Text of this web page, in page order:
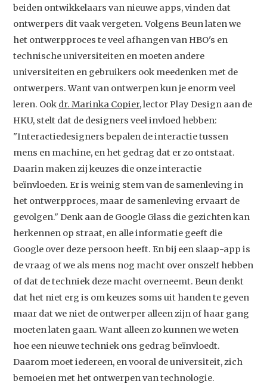
beiden ontwikkelaars van nieuwe apps, vinden dat
ontwerpers dit vaak vergeten. Volgens Beun laten we
het ontwerpproces te veel afhangen van HBO's en
technische universiteiten en moeten andere
universiteiten en gebruikers ook meedenken met de
ontwerpers. Want van ontwerpen kun je enorm veel
leren. Ook dr. Marinka Copier, lector Play Design aan de
HKU, stelt dat de designers veel invloed hebben:
"Interactiedesigners bepalen de interactie tussen
mens en machine, en het gedrag dat er zo ontstaat.
Daarin maken zij keuzes die onze interactie
beïnvloeden. Er is weinig stem van de samenleving in
het ontwerpproces, maar de samenleving ervaart de
gevolgen." Denk aan de Google Glass die gezichten kan
herkennen op straat, en alle informatie geeft die
Google over deze persoon heeft. En bij een slaap-app is
de vraag of we als mens nog macht over onszelf hebben
of dat de techniek deze macht overneemt. Beun denkt
dat het niet erg is om keuzes soms uit handen te geven
maar dat we niet de ontwerper alleen zijn of haar gang
moeten laten gaan. Want alleen zo kunnen we weten
hoe een nieuwe techniek ons gedrag beïnvloedt.
Daarom moet iedereen, en vooral de universiteit, zich
bemoeien met het ontwerpen van technologie.